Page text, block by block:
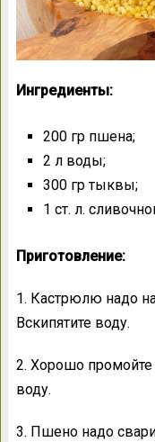
Ингредиенты:
200 гр пшена;
2 л воды;
300 гр тыквы;
1 ст. л.
Приготовление:
1. Кастрюлю надо
Вскипятите воду.
2. Хорошо
воду.
3. Пшено надо